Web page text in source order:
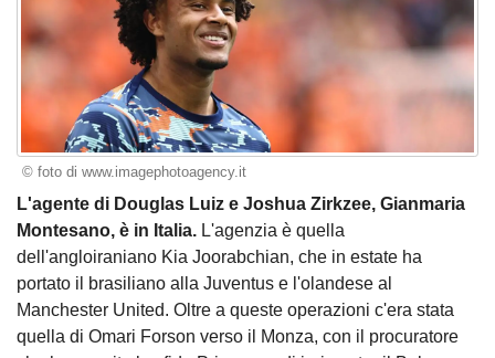
© foto di www.imagephotoagency.it
L'agente di Douglas Luiz e Joshua Zirkzee, Gianmaria
Montesano, è in Italia. L'agenzia è quella
dell'angloiraniano Kia Joorabchian, che in estate ha
portato il brasiliano alla Juventus e l'olandese al
Manchester United. Oltre a queste operazioni c'era stata
quella di Omari Forson verso il Monza, con il procuratore